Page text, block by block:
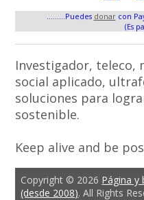
.........Puedes donarcon
(Es
Investigador, teleco,
social aplicado,
soluciones para
sostenible.
Keep alive and be
Copyright © 2026 Página y
(desde 2008). All Rights